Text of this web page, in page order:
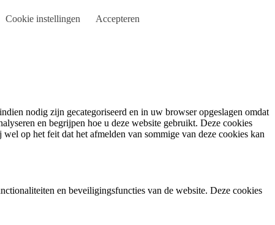
Cookie instellingen Accepteren
nodig zijn gecategoriseerd en in uw browser opgeslagen omdat
en begrijpen hoe u deze website gebruikt. Deze cookies
op het feit dat het afmelden van sommige van deze cookies kan
en beveiligingsfuncties van de website. Deze cookies